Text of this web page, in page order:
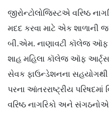
જીરોન્ટોલોજિસ્ટએ વરિષ્ઠ
મદદ કરવા માટે એક શાળાની
બી.એમ. નાણાવટી કૉલેજ ઑફ
શાહ મહિલા કૉલેજ ઑફ
સેવક ફાઉન્ડેશનના સહયોગથી
પરના આંતરરાષ્ટ્રીય પરિષદમાં
વરિષ્ઠ નાગરિકો અને સંગઠનોએ